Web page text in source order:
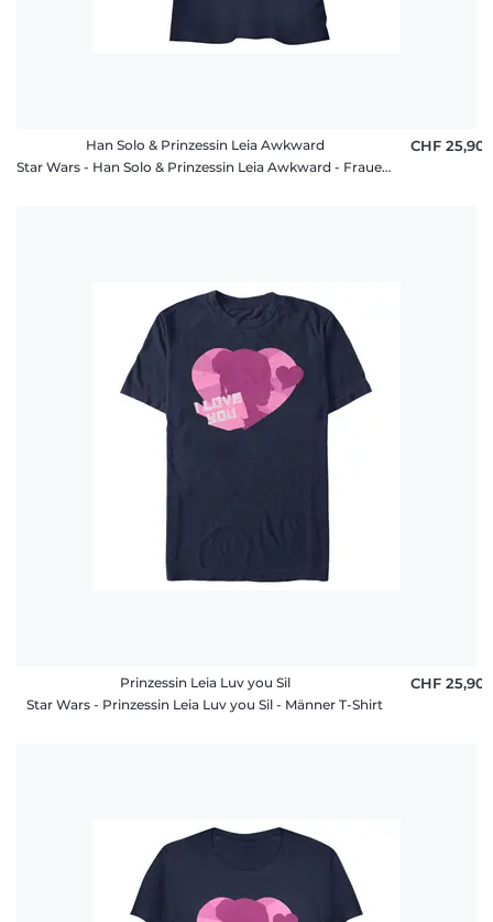
Han Solo & Prinzessin Leia Awkward
Star Wars - Han Solo & Prinzessin Leia Awkward - Frauen T-Shirt
CHF 25,90
Prinzessin Leia Luv you Sil
Star Wars - Prinzessin Leia Luv you Sil - Männer T-Shirt
CHF 25,90